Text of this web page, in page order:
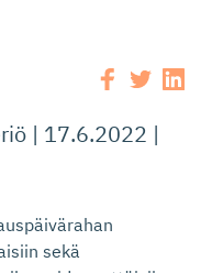
| 17.6.2022 |
sekä